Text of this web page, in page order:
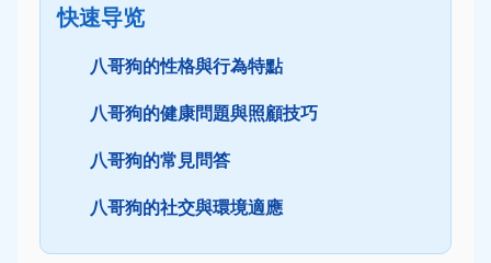
快速导览
八哥狗的性格與行為特點
八哥狗的健康問題與照顧技巧
八哥狗的常見問答
八哥狗的社交與環境適應